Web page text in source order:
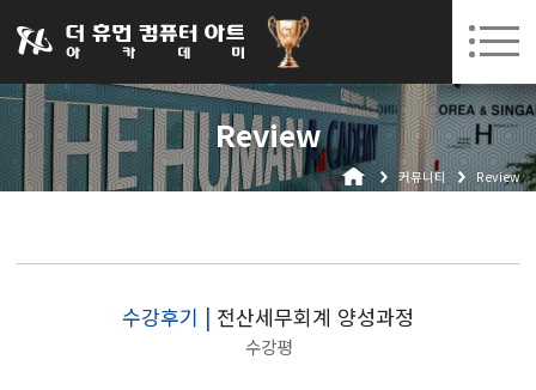
031-252-7277 수원캠퍼스 개강 08. 12.(수)
로그인 회원가입 고객센터
Review
커뮤니티 Review
수강후기 | 전산세무회계 양성과정
수강평
아카데미소개
인사말
오시는길